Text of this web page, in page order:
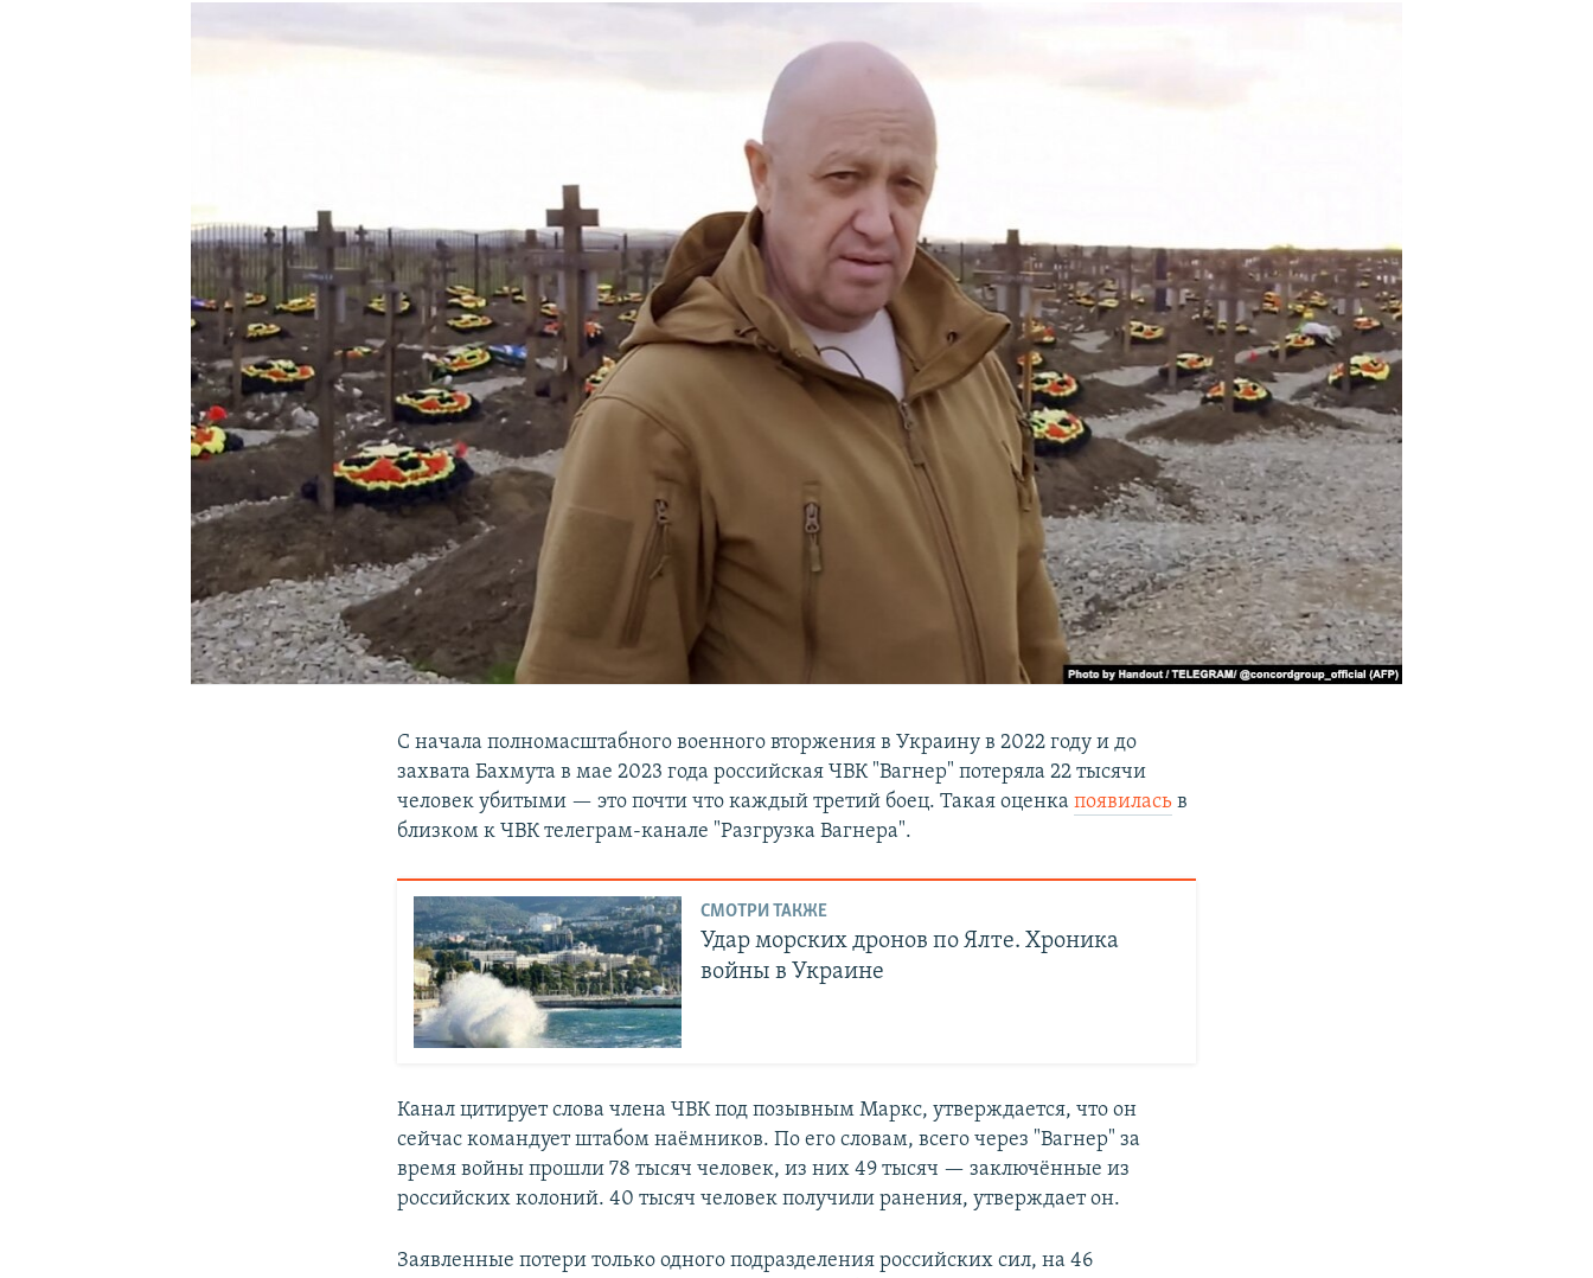
ПОДПИШИТЕСЬ НА РАССЫЛКУ
С начала полномасштабного военного вторжения в Украину в 2022 году и до
захвата Бахмута в мае 2023 года российская ЧВК "Вагнер" потеряла 22 тысячи
человек убитыми — это почти что каждый третий боец. Такая оценкапоявилась в
близком к ЧВК телеграм-канале "Разгрузка Вагнера".
СМОТРИ ТАКЖЕ
Удар морских дронов по Ялте. Хроника
войны в Украине
Канал цитирует слова члена ЧВК под позывным Маркс, утверждается, что он
сейчас командует штабом наёмников. По его словам, всего через "Вагнер" за
время войны прошли 78 тысяч человек, из них 49 тысяч — заключённые из
российских колоний. 40 тысяч человек получили ранения, утверждает он.
Заявленные потери только одного подразделения российских сил, на 46